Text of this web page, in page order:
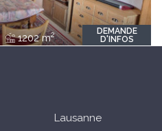
1202 m2
DEMANDE
D'INFOS
Lausanne